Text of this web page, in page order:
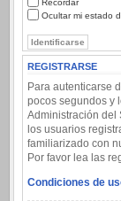
Recordar
Ocultar mi estado
REGISTRARSE
Para autenticarse
pocos segundos y
Administración del
los usuarios
familiarizado con
Por favor lea las
Condiciones de